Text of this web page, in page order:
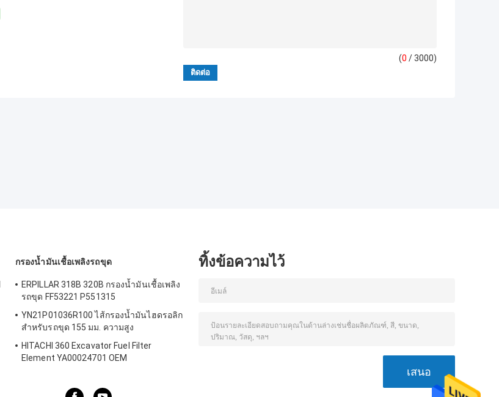
(0 / 3000)
กรองน้ำมันเชื้อเพลิงรถขุด
ERPILLAR 318B 320B กรองน้ำมันเชื้อเพลิง
รถขุด FF53221 P551315
YN21P01036R100 ไส้กรองน้ำมันไฮดรอลิก
สำหรับรถขุด 155 มม. ความสูง
HITACHI 360 Excavator Fuel Filter
Element YA00024701 OEM
ทิ้งข้อความไว้